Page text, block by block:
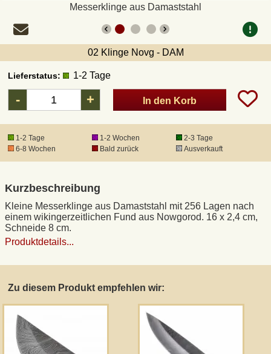
Messerklinge aus Damaststahl
02 Klinge Novg - DAM
Lieferstatus: 1-2 Tage
- + In den Korb
1-2 Tage 1-2 Wochen
2-3 Tage
6-8 Wochen
Bald zurück Ausverkauft
Kurzbeschreibung
Kleine Messerklinge aus Damaststahl mit 256 Lagen nach
einem wikingerzeitlichen Fund aus Nowgorod. 16 x 2,4 cm,
Schneide 8 cm.
Produktdetails...
Zu diesem Produkt empfehlen wir:
UPS
DHL Paket
DHL Express
Waffenrecht und FSK 18
Produkthaftung
Widerrufsrecht
Anfertigung von Museumsrepliken